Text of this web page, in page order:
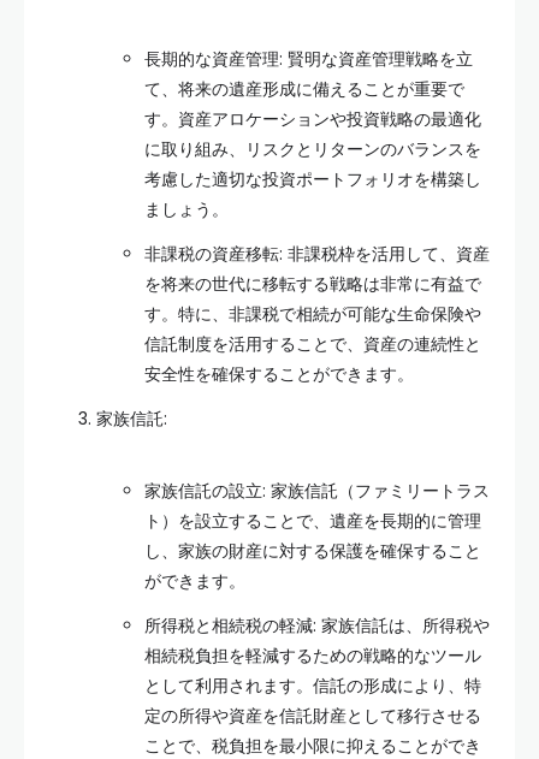
長期的な資産管理: 賢明な資産管理戦略を立
て、将来の遺産形成に備えることが重要で
す。資産アロケーションや投資戦略の最適化
に取り組み、リスクとリターンのバランスを
考慮した適切な投資ポートフォリオを構築し
ましょう。
非課税の資産移転: 非課税枠を活用して、資産
を将来の世代に移転する戦略は非常に有益で
す。特に、非課税で相続が可能な生命保険や
信託制度を活用することで、資産の連続性と
安全性を確保することができます。
家族信託:
家族信託の設立: 家族信託（ファミリートラス
ト）を設立することで、遺産を長期的に管理
し、家族の財産に対する保護を確保すること
ができます。
所得税と相続税の軽減: 家族信託は、所得税や
相続税負担を軽減するための戦略的なツール
として利用されます。信託の形成により、特
定の所得や資産を信託財産として移行させる
ことで、税負担を最小限に抑えることができ